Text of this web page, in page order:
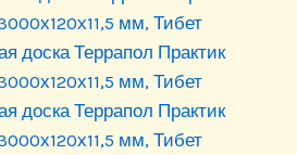
доска Террапол Практик
мм, Тибет
доска Террапол Практик
мм, Тибет